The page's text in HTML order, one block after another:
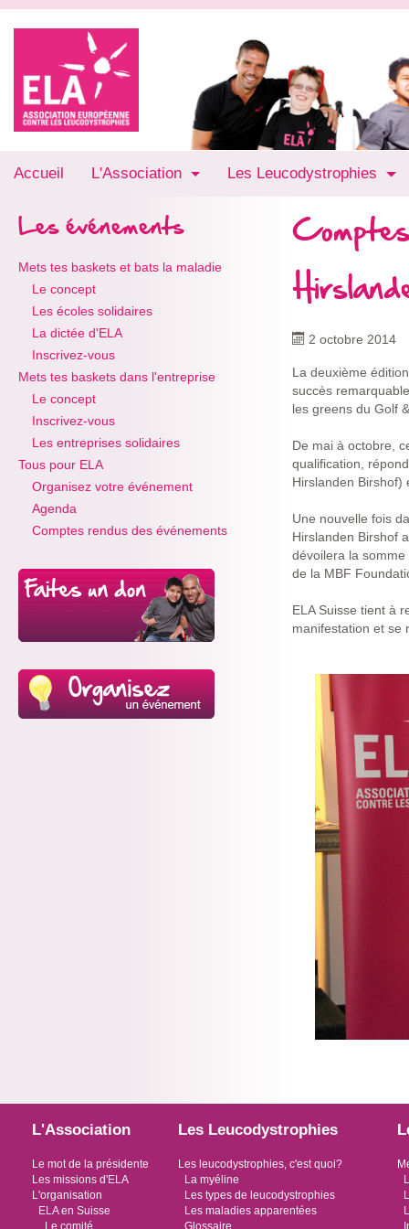
Accueil L'Association Les Leucodystrophies
Les événements
Mets tes baskets et bats la maladie
Le concept
Les écoles solidaires
La dictée d'ELA
Inscrivez-vous
Mets tes baskets dans l'entreprise
Le concept
Inscrivez-vous
Les entreprises solidaires
Tous pour ELA
Organisez votre événement
Agenda
Comptes rendus des événements
2 octobre 2014
La deuxième
succès
les greens du Golf
De mai à octobre,
qualification,
Hirslanden Birshof)
Une nouvelle fois
Hirslanden Birshof
dévoilera la
de la MBF
ELA Suisse tient à
manifestation et se
L'Association
Le mot de la présidente
Les missions d'ELA
L'organisation
ELA en Suisse
Le comité
Les Leucodystrophies
Les leucodystrophies, c'est quoi?
La myéline
Les types de leucodystrophies
Les maladies apparentées
Glossaire